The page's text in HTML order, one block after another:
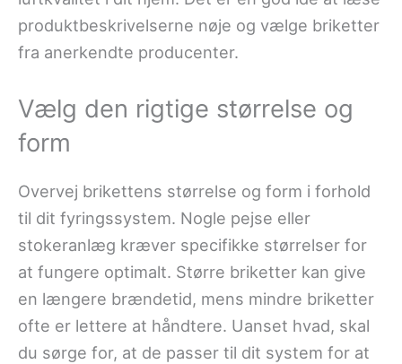
produktbeskrivelserne nøje og vælge briketter
fra anerkendte producenter.
Vælg den rigtige størrelse og
form
Overvej brikettens størrelse og form i forhold
til dit fyringssystem. Nogle pejse eller
stokeranlæg kræver specifikke størrelser for
at fungere optimalt. Større briketter kan give
en længere brændetid, mens mindre briketter
ofte er lettere at håndtere. Uanset hvad, skal
du sørge for, at de passer til dit system for at